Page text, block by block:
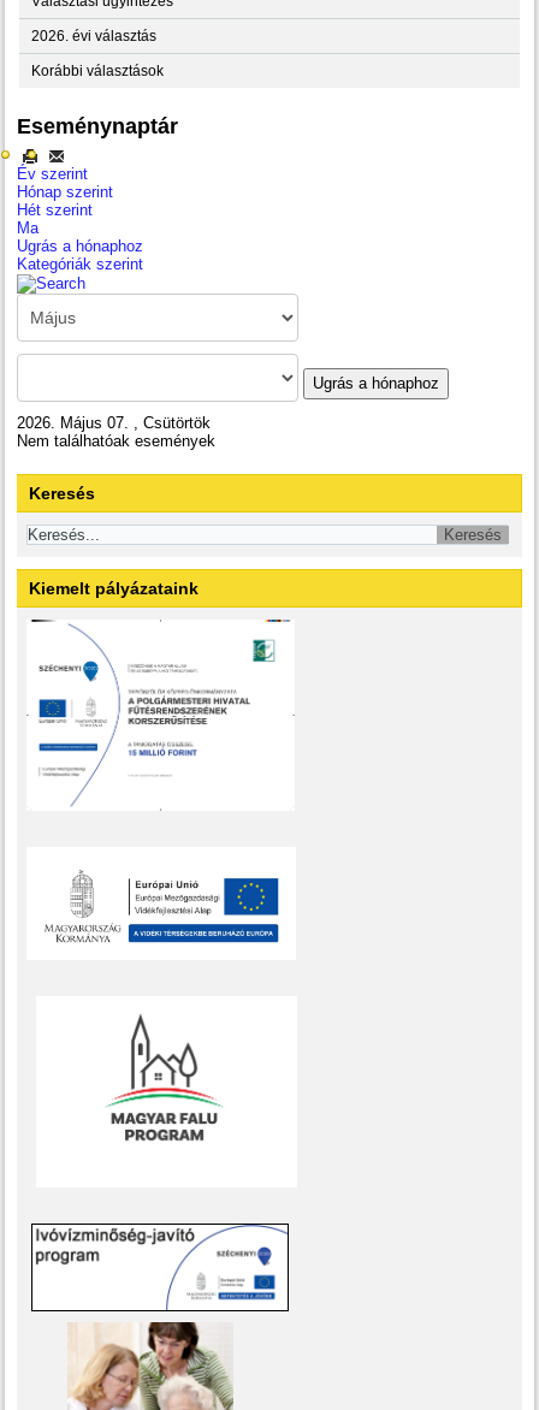
2026. évi választás
Korábbi választások
Eseménynaptár
Év szerint
Hónap szerint
Hét szerint
Ma
Ugrás a hónaphoz
Kategóriák szerint
Ugrás a hónaphoz
2026. Május 07. , Csütörtök
Nem találhatóak események
Keresés
Kiemelt pályázataink